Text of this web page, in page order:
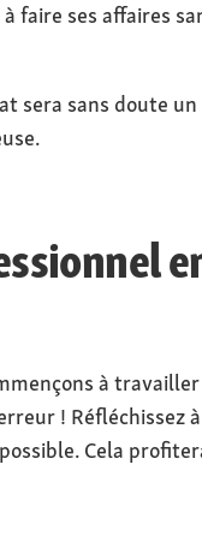
faire ses affaires
sera sans doute
à
! Réfléchissez
Cela